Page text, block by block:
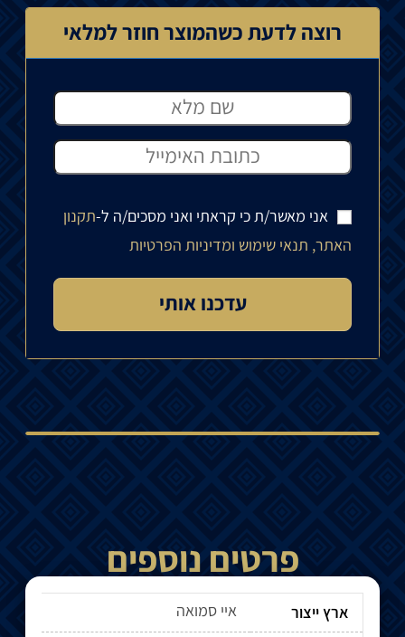
רוצה לדעת כשהמוצר חוזר למלאי
אני מאשר/ת כי קראתי ואני מסכים/ה ל-תקנון
האתר, תנאי שימוש ומדיניות הפרטיות
פרטים נוספים
ארץ ייצור
איי סמואה